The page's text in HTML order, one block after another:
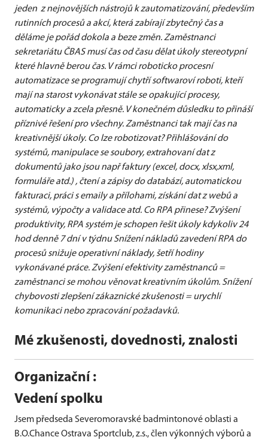
jeden z nejnovějších nástrojů k zautomatizování, především
rutinních procesů a akcí, která zabírají zbytečný čas a
děláme je pořád dokola a beze změn. Zaměstnanci
sekretariátu ČBAS musí čas od času dělat úkoly stereotypní
které hlavně berou čas. V rámci roboticko procesní
automatizace se programují chytří softwaroví roboti, kteří
mají na starost vykonávat stále se opakující procesy,
automaticky a zcela přesně. V konečném důsledku to přináší
příznivé řešení pro všechny. Zaměstnanci tak mají čas na
kreativnější úkoly. Co lze robotizovat? Přihlášování do
systémů, manipulace se soubory, extrahovaní dat z
dokumentů jako jsou např faktury (excel, docx, xlsx,xml,
formuláře atd.) , čtení a zápisy do databází, automatickou
fakturaci, práci s emaily a přílohami, získání dat z webů a
systémů, výpočty a validace atd. Co RPA přinese? Zvýšení
produktivity, RPA systém je schopen řešit úkoly kdykoliv 24
hod denně 7 dní v týdnu Snížení nákladů zavedení RPA do
procesů snižuje operativní náklady, šetří hodiny
vykonávané práce. Zvýšení efektivity zaměstnanců =
zaměstnanci se mohou věnovat kreativním úkolům. Snížení
chybovosti zlepšení zákaznické zkušenosti = urychlí
komunikaci nebo zpracování požadavků.
Mé zkušenosti, dovednosti, znalosti
Organizační :
Vedení spolku
Jsem předseda Severomoravské badmintonové oblasti a
B.O.Chance Ostrava Sportclub, z.s., člen výkonných výborů a